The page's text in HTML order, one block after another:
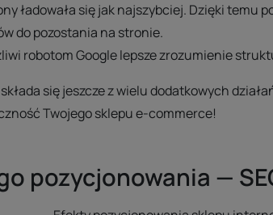
ładowała się jak najszybciej. Dzięki temu
do pozostania na stronie.
robotom Google lepsze zrozumienie
się jeszcze z wielu dodatkowych
Twojego sklepu e-commerce!
pozycjonowania —